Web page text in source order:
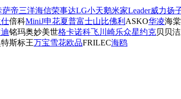
萨帝三洋海信荣事达LG小天鹅米家Leader威力扬
倍科MiniJ申花夏普富士山比佛利 ASKO华凌海棠
铭玛奥妙美世格卡诺科飞川崎乐众星约克贝贝洁
斯标王万宝雪花欧品FRILEC海鸥